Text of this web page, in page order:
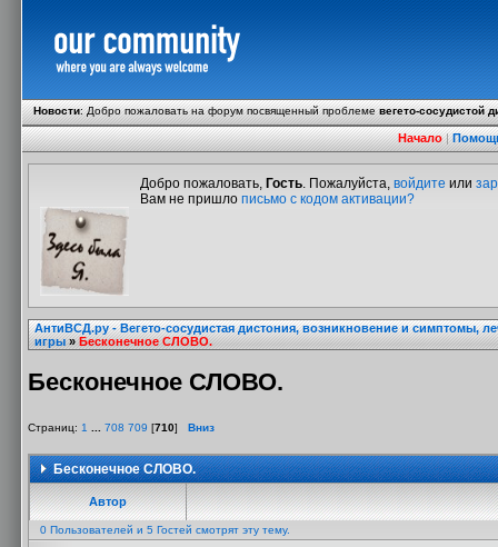
Новости:Добро пожаловать на форум посвященный проблемевегето-сосудистой
Начало|
Добро пожаловать, Гость. Пожалуйста, войдите или
Вам не пришло письмо с кодом активации?
АнтиВСД.ру - Вегето-сосудистая дистония, возникновение и симптомы,
игры»Бесконечное СЛОВО.
Бесконечное СЛОВО.
Страниц: 1 708 709 [710] Вниз
Бесконечное СЛОВО.
Автор
0 Пользователей и 5 Гостей смотрят эту тему.